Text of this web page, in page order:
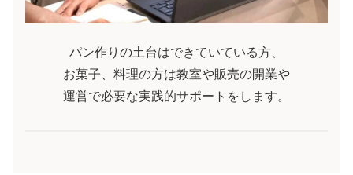
パン作りの土台はできていている方、
お菓子、料理の方は教室や販売の開業や
運営で必要な実践的サポートをします。